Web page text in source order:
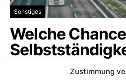
Zustimmung
Sonstiges
Welche